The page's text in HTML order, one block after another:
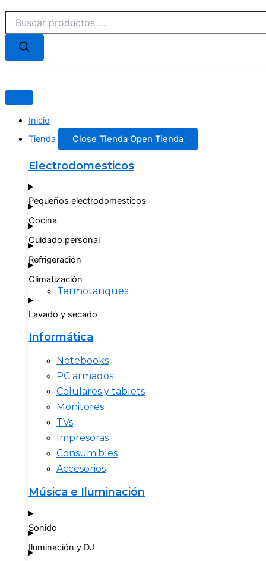
contenido
productos
Inicio
Tienda
Close Tienda Open Tienda
Electrodomesticos
Pequeños electrodomesticos
Cocina
Cuidado personal
Refrigeración
Climatización
Termotanques
Lavado y secado
Informática
Notebooks
PC armados
Celulares y tablets
Monitores
TVs
Impresoras
Consumibles
Accesorios
Música e Iluminación
Sonido
Iluminación y DJ
PLANETARIA
TEM
cantidad